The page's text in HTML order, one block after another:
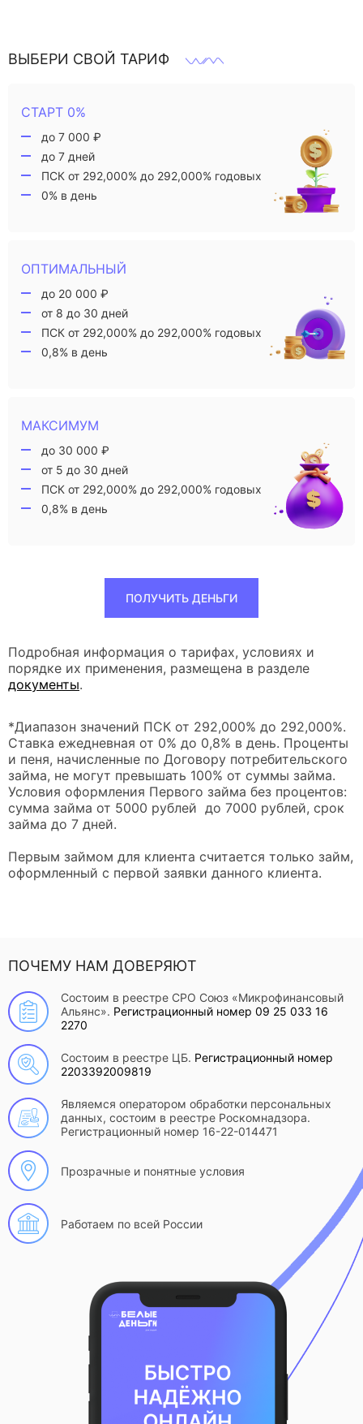
ВЫБЕРИ СВОЙ ТАРИФ
СТАРТ 0%
до 7 000 ₽
до 7 дней
ПСК от 292,000% до 292,000% годовых
0% в день
ОПТИМАЛЬНЫЙ
до 20 000 ₽
от 8 до 30 дней
ПСК от 292,000% до 292,000% годовых
0,8% в день
МАКСИМУМ
до 30 000 ₽
от 5 до 30 дней
ПСК от 292,000% до 292,000% годовых
0,8% в день
ПОЛУЧИТЬ ДЕНЬГИ
Подробная информация о тарифах, условиях и
порядке их применения, размещена в разделе
документы.
*Диапазон значений ПСК от 292,000% до 292,000%.
Ставка ежедневная от 0% до 0,8% в день. Проценты
и пеня, начисленные по Договору потребительского
займа, не могут превышать 100% от суммы займа.
Условия оформления Первого займа без процентов:
сумма займа от 5000 рублей до 7000 рублей, срок
займа до 7 дней.
Первым займом для клиента считается только займ,
оформленный с первой заявки данного клиента.
ПОЧЕМУ НАМ ДОВЕРЯЮТ
Состоим в реестре СРО Союз «Микрофинансовый
Альянс». Регистрационный номер 09 25 033 16
2270
Состоим в реестре ЦБ. Регистрационный номер
2203392009819
Являемся оператором обработки персональных
данных, состоим в реестре Роскомнадзора.
Регистрационный номер 16-22-014471
Прозрачные и понятные условия
Работаем по всей России